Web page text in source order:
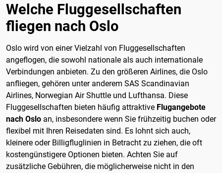
Welche Fluggesellschaften
fliegen nach Oslo
Oslo wird von einer Vielzahl von Fluggesellschaften
angeflogen, die sowohl nationale als auch internationale
Verbindungen anbieten. Zu den größeren Airlines, die Oslo
anfliegen, gehören unter anderem SAS Scandinavian
Airlines, Norwegian Air Shuttle und Lufthansa. Diese
Fluggesellschaften bieten häufig attraktive Flugangebote
nach Oslo an, insbesondere wenn Sie frühzeitig buchen oder
flexibel mit Ihren Reisedaten sind. Es lohnt sich auch,
kleinere oder Billigfluglinien in Betracht zu ziehen, die oft
kostengünstigere Optionen bieten. Achten Sie auf
zusätzliche Gebühren, die möglicherweise nicht in den